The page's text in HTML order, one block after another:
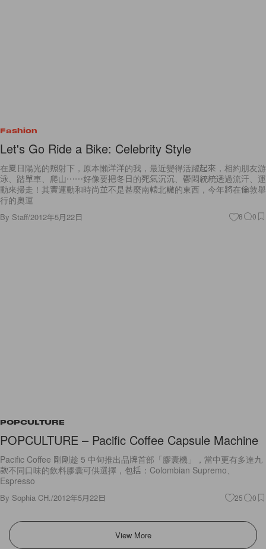
Fashion
Let's Go Ride a Bike: Celebrity Style
在夏日陽光的照射下，原本懶洋洋的我，最近變得活躍起來，相約朋友游
泳、踏單車、爬山⋯⋯好像要把冬日的死氣沉沉、鬱悶統統透過流汗、運
動來掃走！其實運動和時尚並不是甚麼南轅北轍的東西，今年將在倫敦舉
行的奧運
By Staff/2012年5月22日 8 0
POPCULTURE
POPCULTURE – Pacific Coffee Capsule Machine
Pacific Coffee 剛剛趁 5 中旬推出品牌首部「膠囊機」，當中更有多達九
款不同口味的飲料膠囊可供選擇，包括：Colombian Supremo、
Espresso
By Sophia CH./2012年5月22日 25 0
View More